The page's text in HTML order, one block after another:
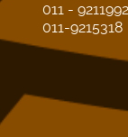
011 - 9211992
011-9215318